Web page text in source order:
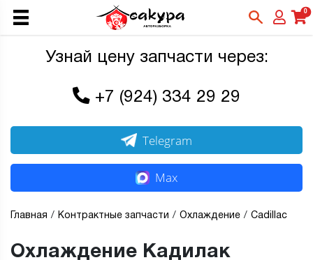
0
Узнай цену запчасти через:
+7 (924) 334 29 29
Telegram
Max
Главная Контрактные запчасти Охлаждение Cadillac
Охлаждение Кадилак